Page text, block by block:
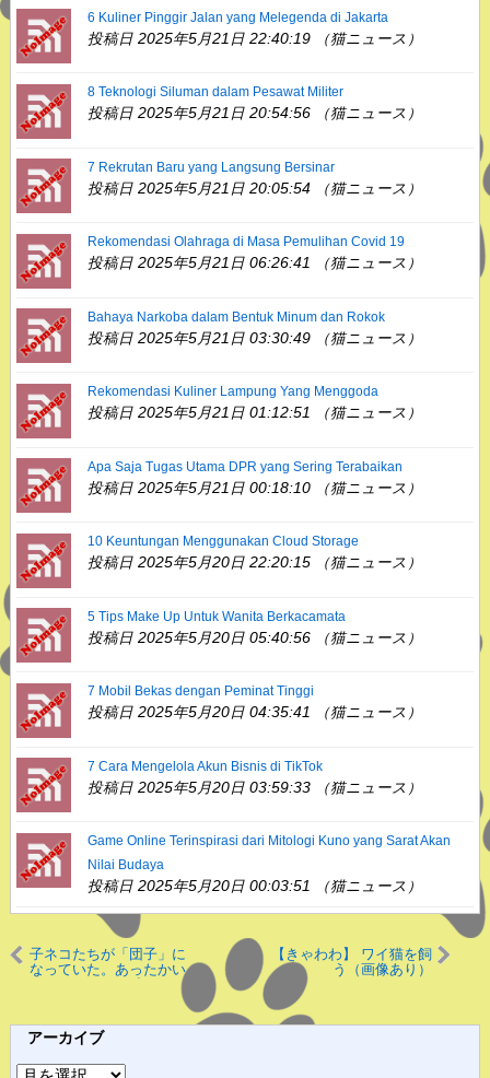
6 Kuliner Pinggir Jalan yang Melegenda di Jakarta
投稿日 2025年5月21日 22:40:19 （猫ニュース）
8 Teknologi Siluman dalam Pesawat Militer
投稿日 2025年5月21日 20:54:56 （猫ニュース）
7 Rekrutan Baru yang Langsung Bersinar
投稿日 2025年5月21日 20:05:54 （猫ニュース）
Rekomendasi Olahraga di Masa Pemulihan Covid 19
投稿日 2025年5月21日 06:26:41 （猫ニュース）
Bahaya Narkoba dalam Bentuk Minum dan Rokok
投稿日 2025年5月21日 03:30:49 （猫ニュース）
Rekomendasi Kuliner Lampung Yang Menggoda
投稿日 2025年5月21日 01:12:51 （猫ニュース）
Apa Saja Tugas Utama DPR yang Sering Terabaikan
投稿日 2025年5月21日 00:18:10 （猫ニュース）
10 Keuntungan Menggunakan Cloud Storage
投稿日 2025年5月20日 22:20:15 （猫ニュース）
5 Tips Make Up Untuk Wanita Berkacamata
投稿日 2025年5月20日 05:40:56 （猫ニュース）
7 Mobil Bekas dengan Peminat Tinggi
投稿日 2025年5月20日 04:35:41 （猫ニュース）
7 Cara Mengelola Akun Bisnis di TikTok
投稿日 2025年5月20日 03:59:33 （猫ニュース）
Game Online Terinspirasi dari Mitologi Kuno yang Sarat Akan
Nilai Budaya
投稿日 2025年5月20日 00:03:51 （猫ニュース）
子ネコたちが「団子」に
なっていた。あったかい
ね～♪ → そこは小さなお
【きゃわわ】 ワイ猫を飼
う（画像あり）
アーカイブ
ア